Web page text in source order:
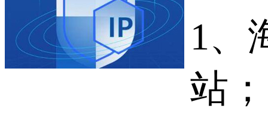
1、
站；